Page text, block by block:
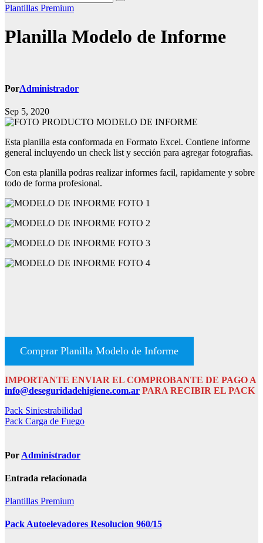
Plantillas Premium
Planilla Modelo de Informe
PorAdministrador
Sep 5, 2020
Esta planilla esta conformada en Formato Excel. Contiene informe
general incluyendo un check list y sección para agregar fotografias.
Con esta planilla podras realizar informes facil, rapidamente y sobre
todo de forma profesional.
Comprar Planilla Modelo de Informe
IMPORTANTE ENVIAR EL COMPROBANTE DE PAGO A
info@deseguridadehigiene.com.ar PARA RECIBIR EL PACK
Navegación
de
Pack Siniestrabilidad
Pack Carga de Fuego
Por Administrador
Entrada relacionada
Plantillas Premium
Pack Autoelevadores Resolucion 960/15